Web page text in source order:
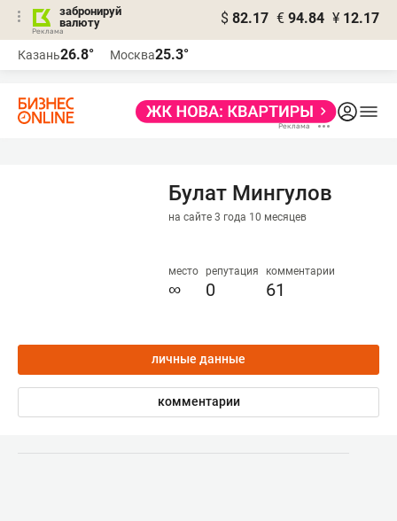
забронируй
валюту
$ 82.17 € 94.84 ¥ 12.17
Казань26.8° Москва25.3°
Булат Мингулов
на сайте 3 года 10 месяцев
место
∞
репутация
0
комментарии
61
личные данные
комментарии